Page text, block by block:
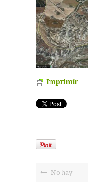
Imprimir
No hay